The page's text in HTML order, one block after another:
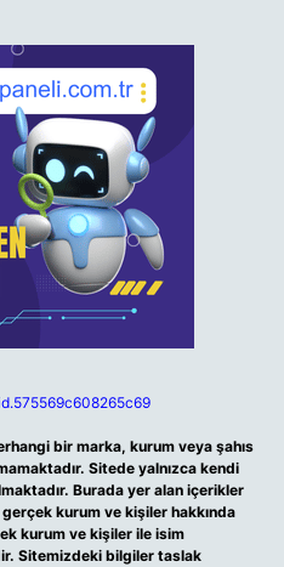
bir marka, kurum veya şahıs
Sitede yalnızca kendi
Burada yer alan içerikler
kurum ve kişiler hakkında
kurum ve kişiler ile isim
Sitemizdeki bilgiler taslak